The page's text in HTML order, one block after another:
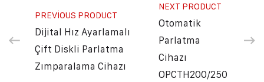
PREVIOUS PRODUCT
Dijital Hız Ayarlamalı
Çift Diskli Parlatma
Zımparalama Cihazı
NEXT PRODUCT
Otomatik
Parlatma
Cihazı
OPCTH200/250